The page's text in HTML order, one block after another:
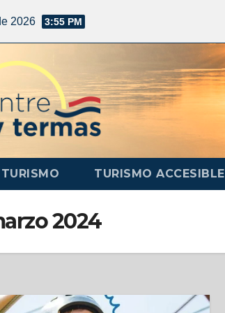
2026 3:55 PM
TURISMO TURISMO ACCESIBLE
2024